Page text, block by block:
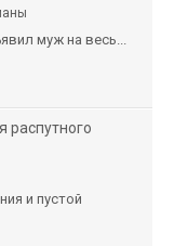
муж на весь...
распутного
и пустой